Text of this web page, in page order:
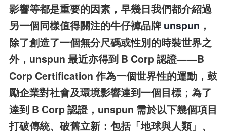
影響等都是重要的因素，早幾日我們都介紹過
另一個同樣值得關注的牛仔褲品牌unspun ，
除了創造了一個無分尺碼或性別的時裝世界之
外，unspun 最近亦得到 B Corp 認證——B
Corp Certification 作為一個世界性的運動，鼓
勵企業對社會及環境影響達到一個目標；為了
達到 B Corp 認證，unspun 需於以下幾個項目
打破傳統、破舊立新：包括「地球與人類」、